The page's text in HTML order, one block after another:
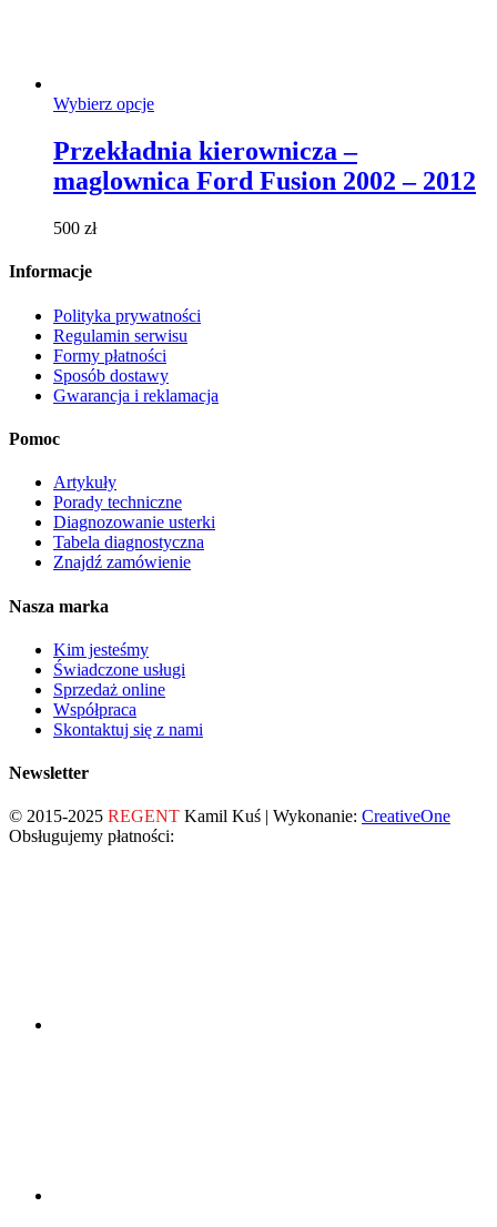
Wybierz opcjeTen
ma
wiele
wariantów.
Przekładnia kierownicza –
maglownica Ford Fusion 2002 – 2012
500 zł
Informacje
Polityka prywatności
Regulamin serwisu
Formy płatności
Sposób dostawy
Gwarancja i reklamacja
Pomoc
Artykuły
Porady techniczne
Diagnozowanie usterki
Tabela diagnostyczna
Znajdź zamówienie
Nasza marka
Kim jesteśmy
Świadczone usługi
Sprzedaż online
Współpraca
Skontaktuj się z nami
Newsletter
© 2015-2025 REGENT Kamil Kuś | Wykonanie: CreativeOne
Obsługujemy płatności: